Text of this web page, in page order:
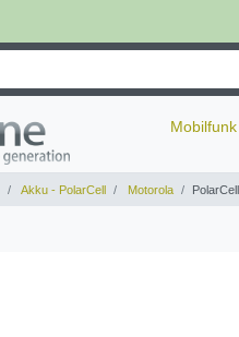
Mobilfunk
Akku - PolarCell Motorola